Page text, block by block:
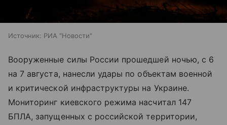
Источник: РИА "Новости"
Вооруженные силы России прошедшей ночью, с 6
на 7 августа, нанесли удары по объектам военной
и критической инфраструктуры на Украине.
Мониторинг киевского режима насчитал 147
БПЛА, запущенных с российской территории,